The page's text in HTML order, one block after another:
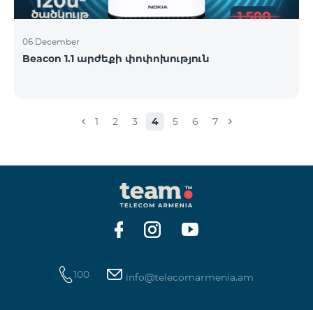
06 December
Beacon 1.1 արժեքի փոփոխություն
1 2 3 4 5 6 7
100 info@telecomarmenia.am